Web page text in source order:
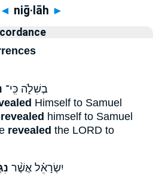
◄ niḡ·lāh ►
בְשִׁלֹ֑ה כִּֽי־
Himself to Samuel
revealed himself to Samuel
revealed the LORD to
יִשְׂרָאֵ֗ל אֲשֶׁ֨ר